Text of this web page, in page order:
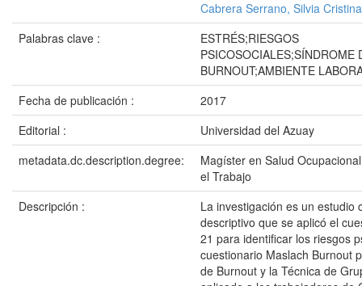
Cabrera Serrano, Silvia Cristina
Palabras clave :
ESTRÉS;RIESGOS
PSICOSOCIALES;SÍNDROME
BURNOUT;AMBIENTE
Fecha de publicación :
2017
Editorial :
Universidad del Azuay
metadata.dc.description.degree:
Magíster en Salud
el Trabajo
Descripción :
La investigación es un estudio
descriptivo que se aplicó el
21 para identificar los riesgos
cuestionario Maslach Burnout
de Burnout y la Técnica de